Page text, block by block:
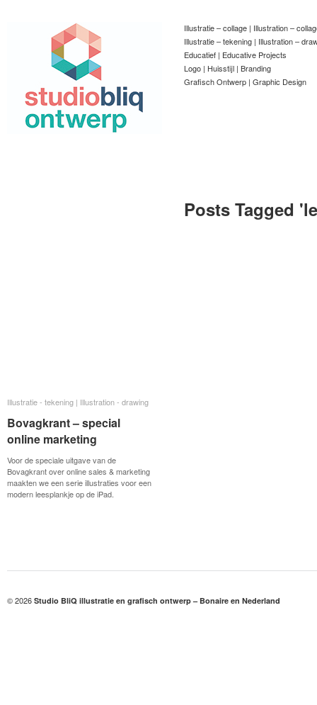
Illustratie – collage | Illustration –
Illustratie – tekening | Illustration –
Educatief | Educative Projects
Logo | Huisstijl | Branding
Grafisch Ontwerp | Graphic Design
Posts Tagged '
Illustratie - tekening | Illustration - drawing
Bovagkrant – special
online marketing
Voor de speciale uitgave van de
Bovagkrant over online sales & marketing
maakten we een serie illustraties voor een
modern leesplankje op de iPad.
Illustratie - tekening | Illustration - drawing
Bovagkrant – special
online marketing
© 2026 Studio BliQ illustratie en grafisch ontwerp – Bonaire en Nederland